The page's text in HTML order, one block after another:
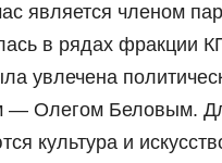
является членом
в рядах фракции
увлечена
— Олегом Беловым.
культура и